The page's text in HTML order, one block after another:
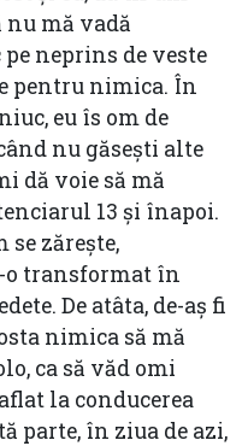
nu mă vadă
neprins de veste
pentru nimica. În
eu îs om de
nu găsești alte
dă voie să mă
13 și înapoi.
zărește,
transformat în
De atâta, de-aș fi
nimica să mă
ca să văd omi
la conducerea
parte, în ziua de azi,